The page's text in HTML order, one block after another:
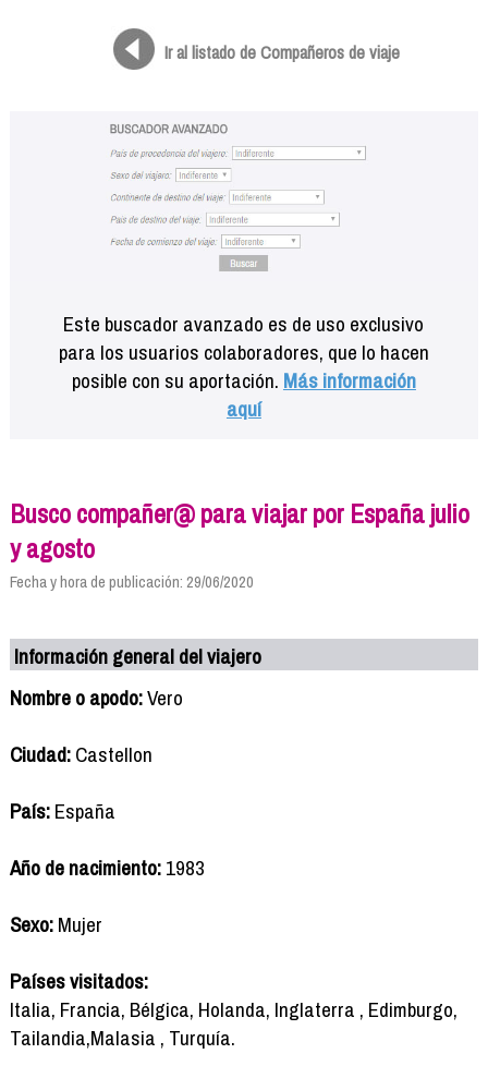
Ir al listado de Compañeros de viaje
Este buscador avanzado es de uso exclusivo
para los usuarios colaboradores, que lo hacen
posible con su aportación. Más información
aquí
Busco compañer@ para viajar por España julio
y agosto
Fecha y hora de publicación: 29/06/2020
Información general del viajero
Nombre o apodo:Vero
Ciudad:Castellon
País:España
Año de nacimiento:1983
Sexo:Mujer
Países visitados:
Italia, Francia, Bélgica, Holanda, Inglaterra , Edimburgo,
Tailandia,Malasia , Turquía.